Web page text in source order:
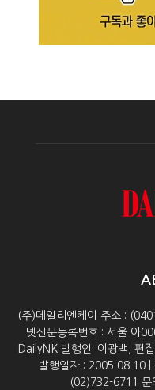
(주)데일리엔케이 주소 :
넷신문등록번호 : 서울 아
DailyNK 발행인: 이광백, 편
발행일자 : 2005.08.10
(02)732-6711